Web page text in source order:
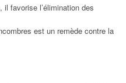
il favorise l’élimination des
est un remède contre la